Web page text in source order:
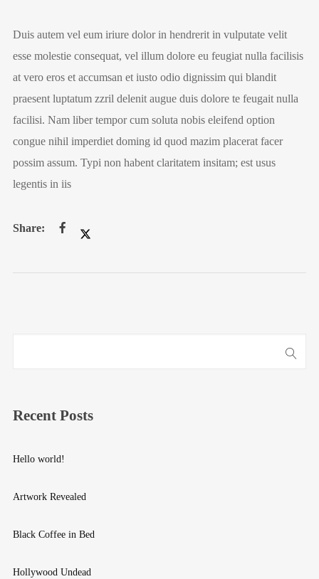
Duis autem vel eum iriure dolor in hendrerit in vulputate velit
esse molestie consequat, vel illum dolore eu feugiat nulla facilisis
at vero eros et accumsan et iusto odio dignissim qui blandit
praesent luptatum zzril delenit augue duis dolore te feugait nulla
facilisi. Nam liber tempor cum soluta nobis eleifend option
congue nihil imperdiet doming id quod mazim placerat facer
possim assum. Typi non habent claritatem insitam; est usus
legentis in iis
Recent Posts
Hello world!
Artwork Revealed
Black Coffee in Bed
Hollywood Undead